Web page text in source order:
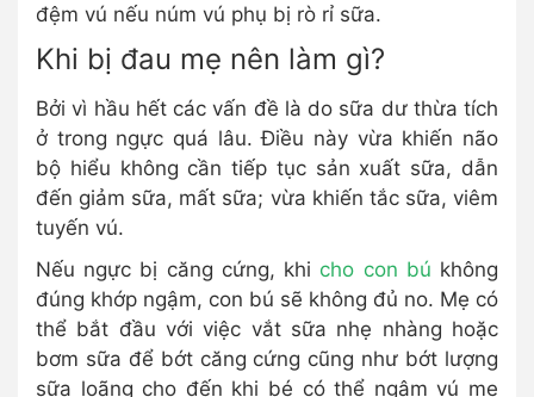
đệm vú nếu núm vú phụ bị rò rỉ sữa.
Khi bị đau mẹ nên làm gì?
Bởi vì hầu hết các vấn đề là do sữa dư thừa tích
ở trong ngực quá lâu. Điều này vừa khiến não
bộ hiểu không cần tiếp tục sản xuất sữa, dẫn
đến giảm sữa, mất sữa; vừa khiến tắc sữa, viêm
tuyến vú.
Nếu ngực bị căng cứng, khi cho con bú không
đúng khớp ngậm, con bú sẽ không đủ no. Mẹ có
thể bắt đầu với việc vắt sữa nhẹ nhàng hoặc
bơm sữa để bớt căng cứng cũng như bớt lượng
sữa loãng cho đến khi bé có thể ngậm vú mẹ